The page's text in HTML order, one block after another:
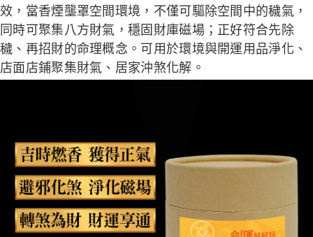
效，當香煙壟罩空間環境，不僅可驅除空間中的穢氣，
同時可聚集八方財氣，穩固財庫磁場；正好符合先除
穢、再招財的命理概念。可用於環境與開運用品淨化、
店面店鋪聚集財氣、居家沖煞化解。